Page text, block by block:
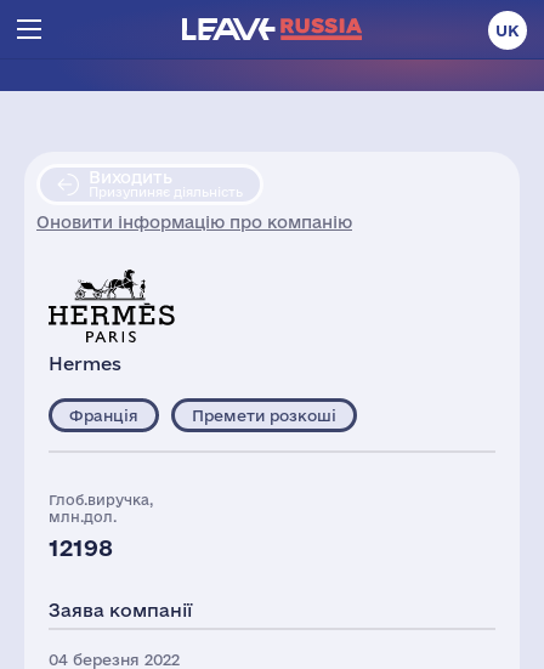
UK
Виходить
Призупиняє діяльність
Оновити інформацію про компанію
Hermes
Франція Премети розкоші
Глоб.виручка,
млн.дол.
12198
Заява компанії
04 березня 2022